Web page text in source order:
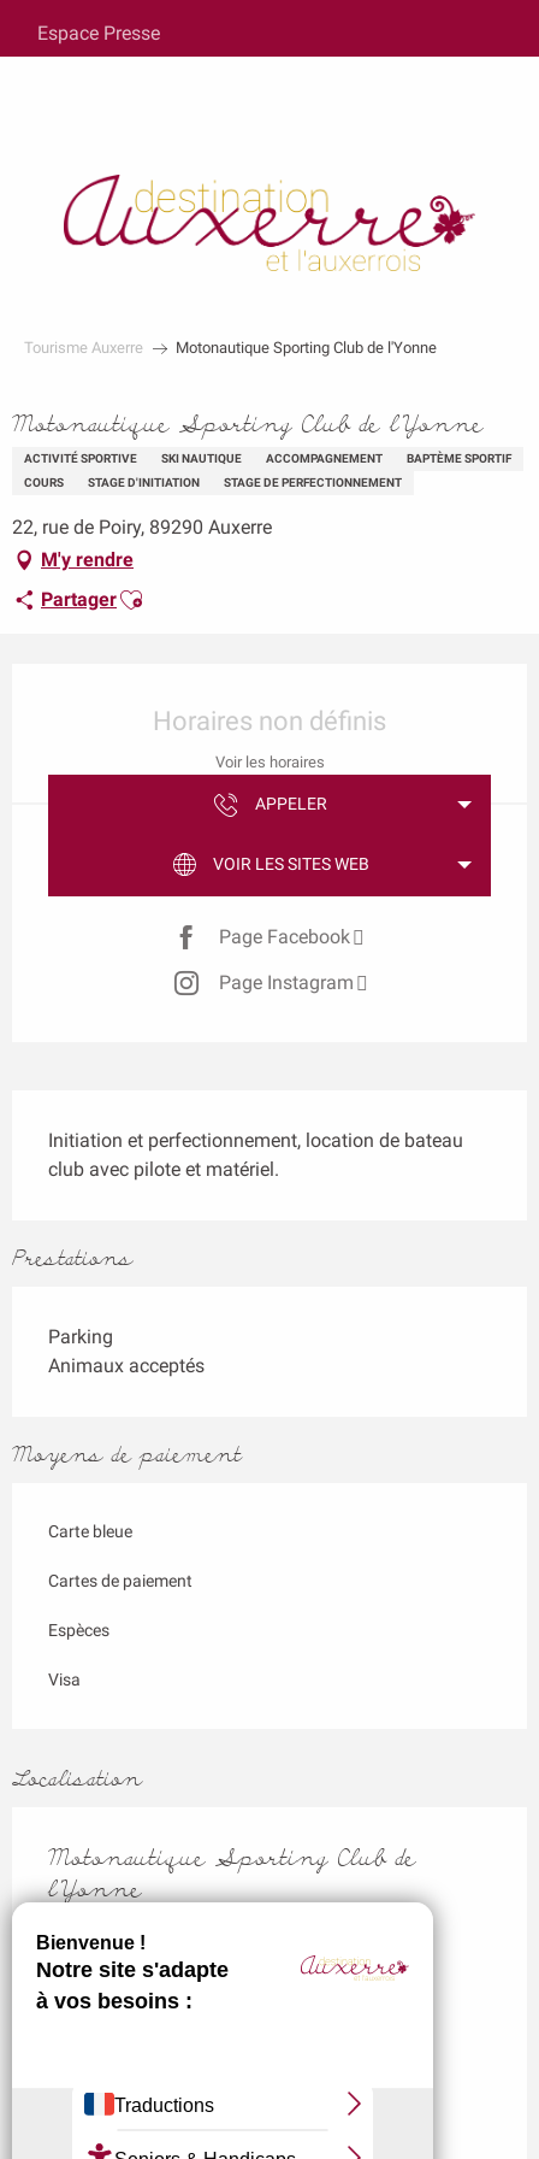
contenu
principal
Espace Presse
Tourisme Auxerre Motonautique Sporting Club de l'Yonne
Motonautique Sporting Club de l'Yonne
ACTIVITÉ SPORTIVE SKI NAUTIQUE ACCOMPAGNEMENT
BAPTÈME SPORTIF
COURS
STAGE D'INITIATION STAGE DE PERFECTIONNEMENT
22, rue de Poiry, 89290 Auxerre
M'y rendre
PartagerAjouter aux favoris
Horaires non définis
Voir les horaires
APPELER
VOIR LES SITES WEB
Page Facebook
Page Instagram
Initiation et perfectionnement, location de bateau
club avec pilote et matériel.
Prestations
Parking
Animaux acceptés
Moyens de paiement
Carte bleue
Cartes de paiement
Espèces
Visa
Localisation
Motonautique Sporting Club de
l'Yonne
22, rue de Poiry, 89290 Auxerre
M'y rendre